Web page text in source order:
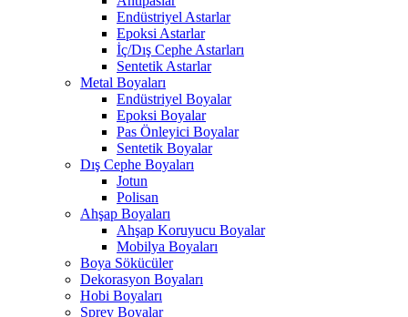
Endüstriyel Astarlar
Epoksi Astarlar
İç/Dış Cephe Astarları
Sentetik Astarlar
Metal Boyaları
Endüstriyel Boyalar
Epoksi Boyalar
Pas Önleyici Boyalar
Sentetik Boyalar
Dış Cephe Boyaları
Jotun
Polisan
Ahşap Boyaları
Ahşap Koruyucu Boyalar
Mobilya Boyaları
Boya Sökücüler
Dekorasyon Boyaları
Hobi Boyaları
Sprey Boyalar